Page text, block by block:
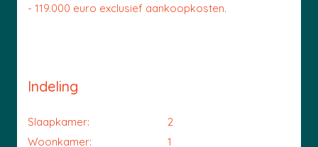
- 119.000 euro exclusief aankoopkosten.
Indeling
Slaapkamer:
2
Woonkamer:
1